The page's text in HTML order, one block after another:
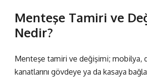
Menteşe Tamiri ve
Nedir?
Menteşe tamiri ve değişimi; mobilya,
kanatlarını gövdeye ya da kasaya